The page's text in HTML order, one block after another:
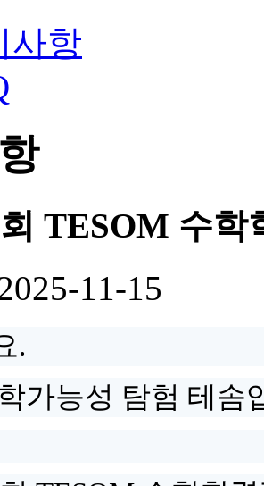
사항
TESOM 수학
11-15
.
가능성 탐험 테솜